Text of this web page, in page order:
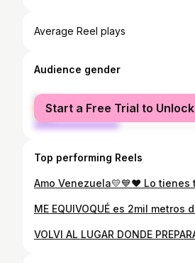
Average Reel plays
Audience gender
female
male
Start a Free Trial to Unlock
Top performing Reels